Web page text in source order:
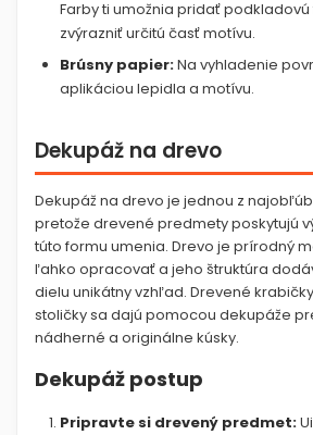
Farby ti umožnia pridať
zvýrazniť určitú časť motívu.
Brúsny papier:Na vyhladenie
aplikáciou lepidla a motívu.
Dekupáž na drevo
Dekupáž na drevo je jednou z
pretože drevené predmety poskytujú
túto formu umenia. Drevo je prírodný
ľahko opracovať a jeho štruktúra
dielu unikátny vzhľad. Drevené
stoličky sa dajú pomocou dekupáže
nádherné a originálne kúsky.
Dekupáž postup
Pripravte si drevený predmet: